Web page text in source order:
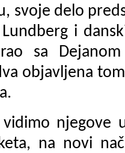
svoje delo
Lundberg i
sa
objavljena
njegove
na novi